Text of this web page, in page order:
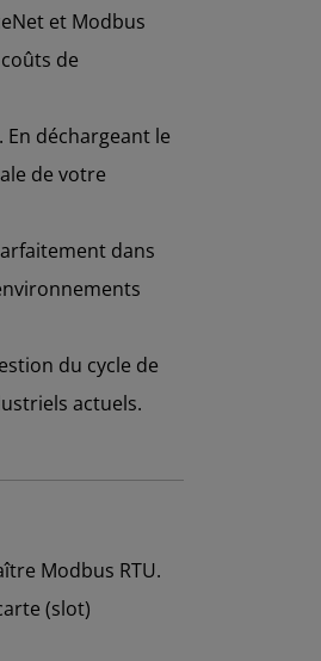
et Modbus
de
déchargeant le
de votre
dans
du cycle de
actuels.
Modbus RTU.
(slot)